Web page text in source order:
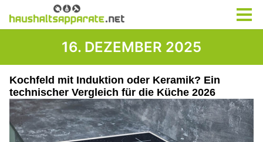
16. DEZEMBER 2025
Kochfeld mit Induktion oder Keramik? Ein
technischer Vergleich für die Küche 2026